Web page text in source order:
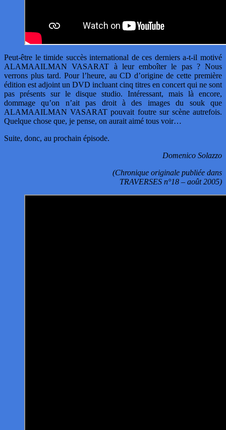
Peut-être le timide succès international de ces derniers a-t-il motivé
ALAMAAILMAN VASARAT à leur emboîter le pas ? Nous
verrons plus tard. Pour l’heure, au CD d’origine de cette première
édition est adjoint un DVD incluant cinq titres en concert qui ne sont
pas présents sur le disque studio. Intéressant, mais là encore,
dommage qu’on n’ait pas droit à des images du souk que
ALAMAAILMAN VASARAT pouvait foutre sur scène autrefois.
Quelque chose que, je pense, on aurait aimé tous voir…
Suite, donc, au prochain épisode.
Domenico Solazzo
(Chronique originale publiée dans
TRAVERSES n°18 – août 2005)